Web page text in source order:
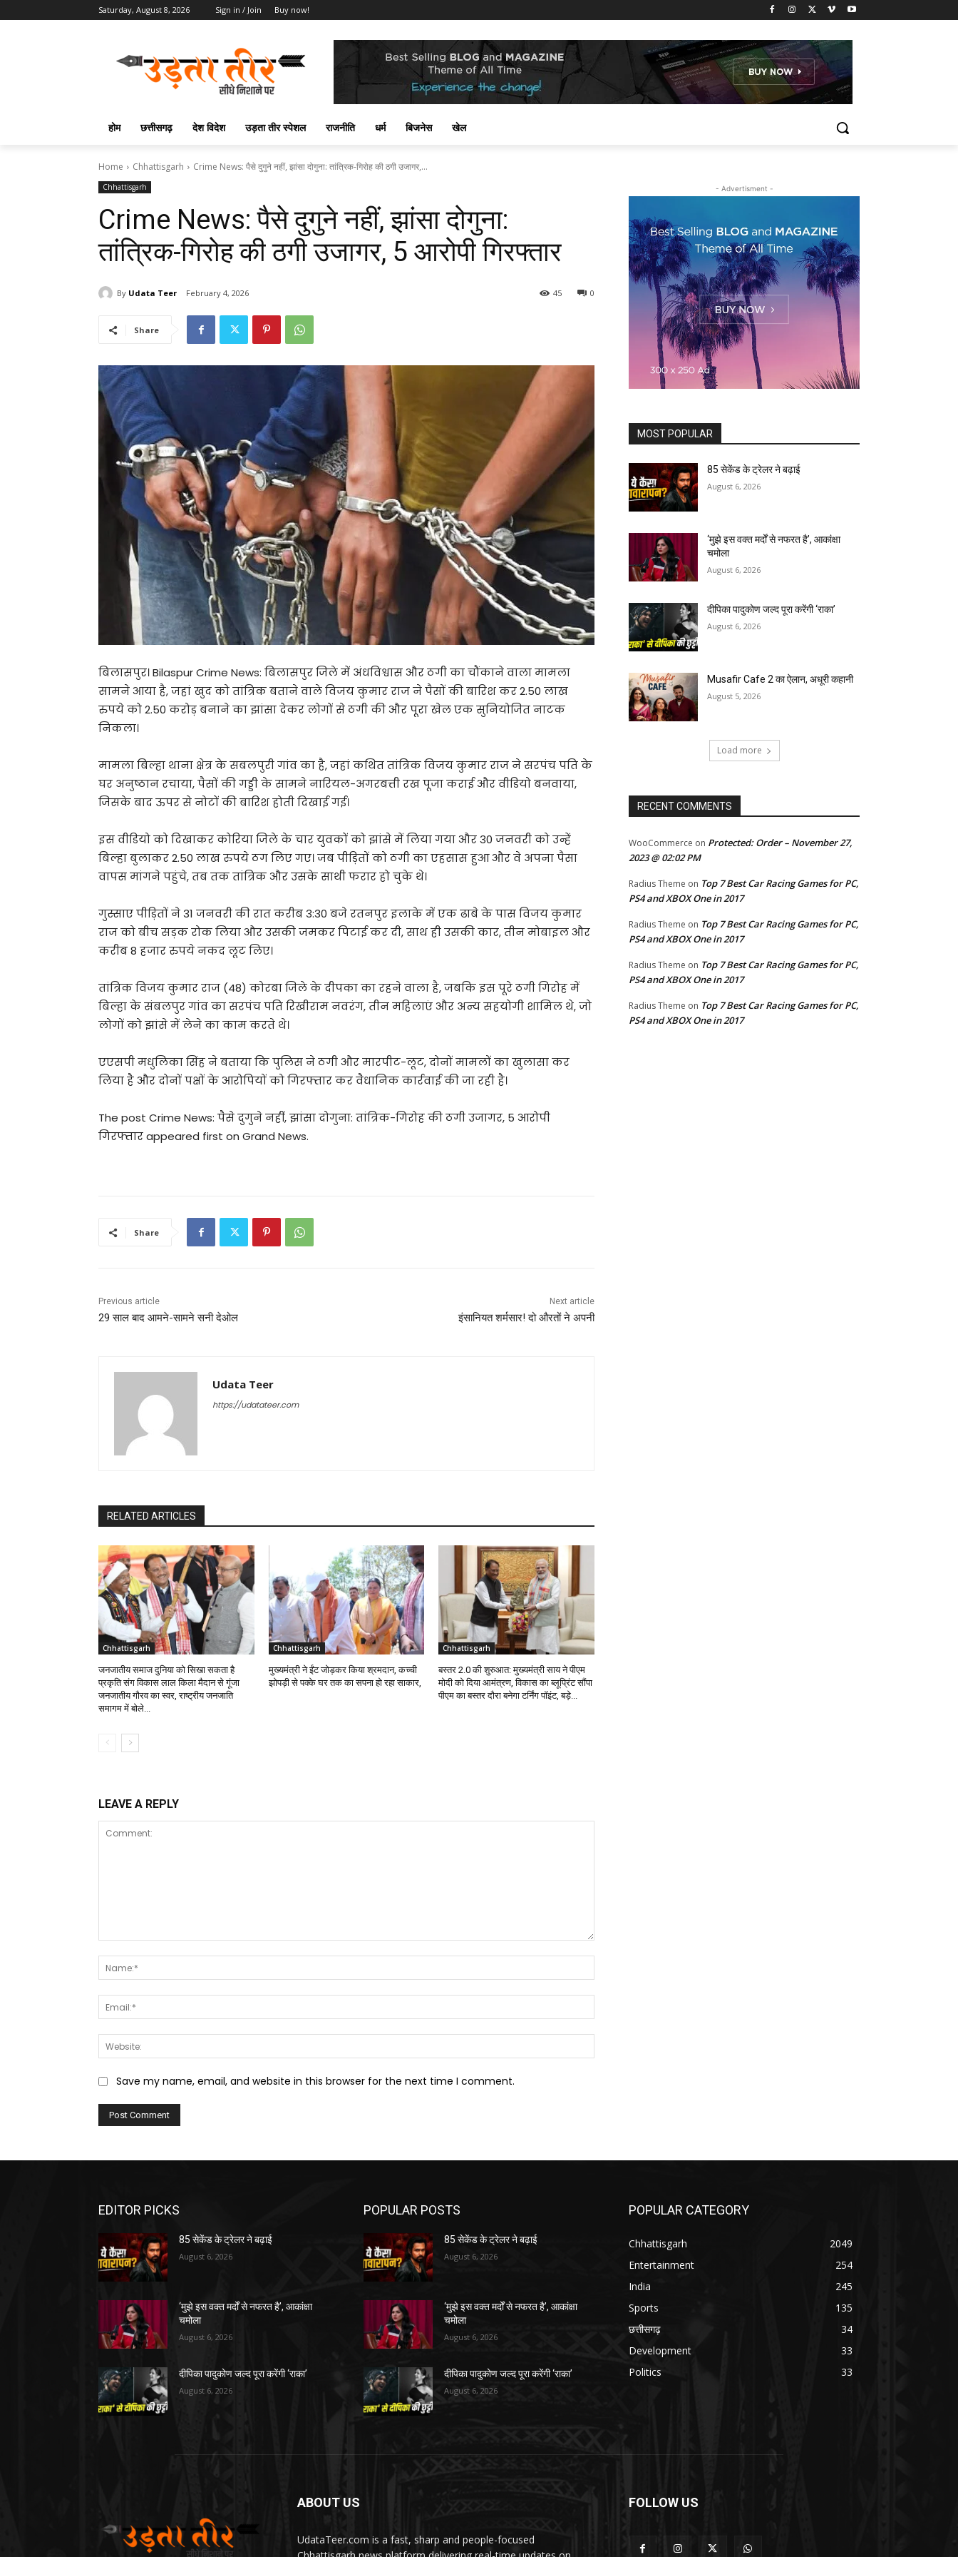
Saturday, August 8, 2026 Sign in / Join Buy now!
होम छत्तीसगढ़ देश विदेश उड़ता तीर स्पेशल राजनीति धर्म बिजनेस खेल
Home Chhattisgarh Crime News: पैसे दुगुने नहीं, झांसा दोगुना: तांत्रिक-गिरोह की ठगी उजागर,...
Chhattisgarh
Crime News: पैसे दुगुने नहीं, झांसा दोगुना:
तांत्रिक-गिरोह की ठगी उजागर, 5 आरोपी गिरफ्तार
By Udata Teer February 4, 2026 0
45
Share
बिलासपुर। Bilaspur Crime News: बिलासपुर जिले में अंधविश्वास और ठगी का चौंकाने वाला मामला
सामने आया है, जहां खुद को तांत्रिक बताने वाले विजय कुमार राज ने पैसों की बारिश कर 2.50 लाख
रुपये को 2.50 करोड़ बनाने का झांसा देकर लोगों से ठगी की और पूरा खेल एक सुनियोजित नाटक
निकला।
मामला बिल्हा थाना क्षेत्र के सबलपुरी गांव का है, जहां कथित तांत्रिक विजय कुमार राज ने सरपंच पति के
घर अनुष्ठान रचाया, पैसों की गड्डी के सामने नारियल-अगरबत्ती रख पूजा कराई और वीडियो बनवाया,
जिसके बाद ऊपर से नोटों की बारिश होती दिखाई गई।
इस वीडियो को दिखाकर कोरिया जिले के चार युवकों को झांसे में लिया गया और 30 जनवरी को उन्हें
बिल्हा बुलाकर 2.50 लाख रुपये ठग लिए गए। जब पीड़ितों को ठगी का एहसास हुआ और वे अपना पैसा
वापस मांगने पहुंचे, तब तक तांत्रिक और उसके साथी फरार हो चुके थे।
गुस्साए पीड़ितों ने 31 जनवरी की रात करीब 3:30 बजे रतनपुर इलाके में एक ढाबे के पास विजय कुमार
राज को बीच सड़क रोक लिया और उसकी जमकर पिटाई कर दी, साथ ही उसकी कार, तीन मोबाइल और
करीब 8 हजार रुपये नकद लूट लिए।
तांत्रिक विजय कुमार राज (48) कोरबा जिले के दीपका का रहने वाला है, जबकि इस पूरे ठगी गिरोह में
बिल्हा के संबलपुर गांव का सरपंच पति रिखीराम नवरंग, तीन महिलाएं और अन्य सहयोगी शामिल थे, जो
लोगों को झांसे में लेने का काम करते थे।
एएसपी मधुलिका सिंह ने बताया कि पुलिस ने ठगी और मारपीट-लूट, दोनों मामलों का खुलासा कर
लिया है और दोनों पक्षों के आरोपियों को गिरफ्तार कर वैधानिक कार्रवाई की जा रही है।
The post Crime News: पैसे दुगुने नहीं, झांसा दोगुना: तांत्रिक-गिरोह की ठगी उजागर, 5 आरोपी
गिरफ्तार appeared first on Grand News.
Share
Previous article
29 साल बाद आमने-सामने सनी देओल
Next article
इंसानियत शर्मसार! दो औरतों ने अपनी
Udata Teer
https://udatateer.com
RELATED ARTICLES
Chhattisgarh
जनजातीय समाज दुनिया को सिखा सकता है
प्रकृति संग विकास लाल किला मैदान से गूंजा
जनजातीय गौरव का स्वर, राष्ट्रीय जनजाति
समागम में बोले...
Chhattisgarh
मुख्यमंत्री ने ईंट जोड़कर किया श्रमदान, कच्ची
झोपड़ी से पक्के घर तक का सपना हो रहा साकार,
Chhattisgarh
बस्तर 2.0 की शुरुआत: मुख्यमंत्री साय ने पीएम
मोदी को दिया आमंत्रण, विकास का ब्लूप्रिंट सौंपा
पीएम का बस्तर दौरा बनेगा टर्निंग पॉइंट, बड़े...
LEAVE A REPLY
Save my name, email, and website in this browser for the next time I comment.
- Advertisment -
MOST POPULAR
85 सेकेंड के ट्रेलर ने बढ़ाई
August 6, 2026
‘मुझे इस वक्त मर्दों से नफरत है’, आकांक्षा
चमोला
August 6, 2026
दीपिका पादुकोण जल्द पूरा करेंगी ‘राका’
August 6, 2026
Musafir Cafe 2 का ऐलान, अधूरी कहानी
August 5, 2026
Load more
RECENT COMMENTS
WooCommerce on Protected: Order – November 27,
2023 @ 02:02 PM
Radius Theme on Top 7 Best Car Racing Games for PC,
PS4 and XBOX One in 2017
Radius Theme on Top 7 Best Car Racing Games for PC,
PS4 and XBOX One in 2017
Radius Theme on Top 7 Best Car Racing Games for PC,
PS4 and XBOX One in 2017
Radius Theme on Top 7 Best Car Racing Games for PC,
PS4 and XBOX One in 2017
EDITOR PICKS
85 सेकेंड के ट्रेलर ने बढ़ाई
August 6, 2026
‘मुझे इस वक्त मर्दों से नफरत है’, आकांक्षा
चमोला
August 6, 2026
दीपिका पादुकोण जल्द पूरा करेंगी ‘राका’
August 6, 2026
POPULAR POSTS
85 सेकेंड के ट्रेलर ने बढ़ाई
August 6, 2026
‘मुझे इस वक्त मर्दों से नफरत है’, आकांक्षा
चमोला
August 6, 2026
दीपिका पादुकोण जल्द पूरा करेंगी ‘राका’
August 6, 2026
POPULAR CATEGORY
Chhattisgarh
2049
Entertainment
254
India
245
Sports
135
छत्तीसगढ़
34
Development
33
Politics
33
ABOUT US
UdataTeer.com is a fast, sharp and people-focused
FOLLOW US